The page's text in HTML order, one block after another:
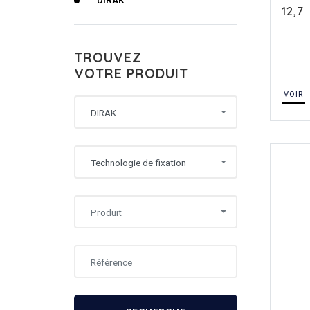
TROUVEZ
VOTRE PRODUIT
DIRAK
Technologie de fixation
Produit
12,7
VOIR